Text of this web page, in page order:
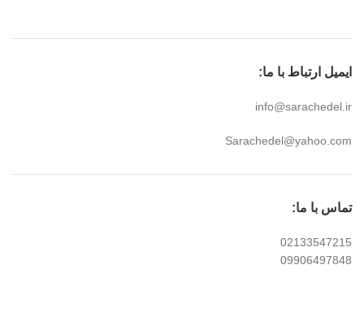
ایمیل ارتباط با ما:
info@sarachedel.ir
Sarachedel@yahoo.com
تماس با ما:
02133547215
09906497848